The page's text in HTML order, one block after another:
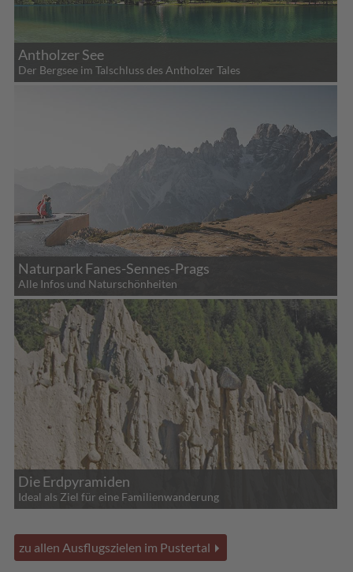
Antholzer See
Der Bergsee im Talschluss des Antholzer Tales
Naturpark Fanes-Sennes-Prags
Alle Infos und Naturschönheiten
Die Erdpyramiden
Ideal als Ziel für eine Familienwanderung
zu allen Ausflugszielen im Pustertal